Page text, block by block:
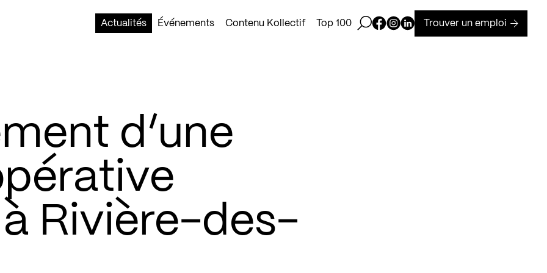
Actualités
Événements Contenu Kollectif Top 100 Ouvrir la barre de recherche
Page Facebook de Kollectif
Page Instagram de Kollectif
Page Linkedin de Kollectif
Trouver un emploi
d’une
Rivière-des-